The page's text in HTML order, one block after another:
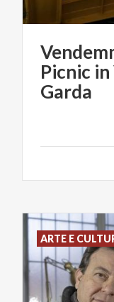
Picnic
Garda
ARTE E